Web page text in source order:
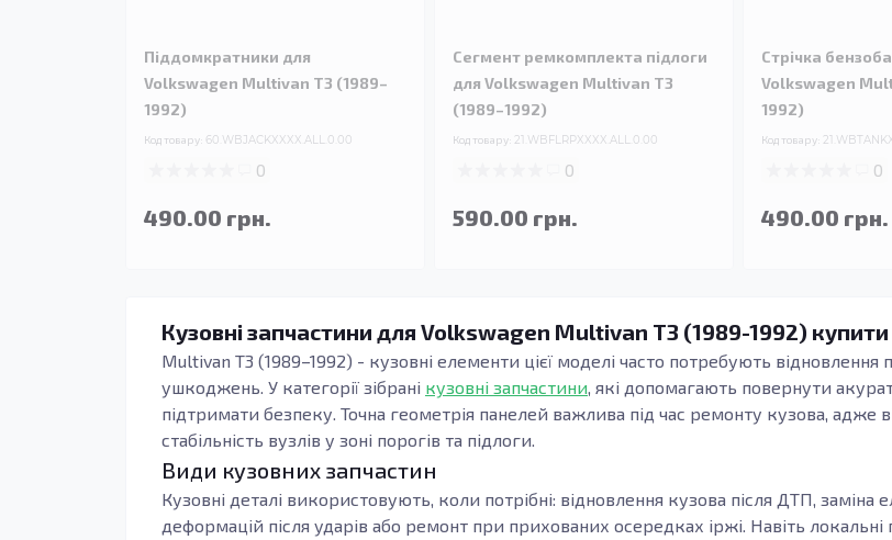
Піддомкратники для
Volkswagen Multivan T3 (1989–
1992)
Код товару: 60.WBJACKXXXX.ALL.0.00
0
490.00 грн.
Сегмент ремкомплекта підлоги
для Volkswagen Multivan T3
(1989–1992)
Код товару: 21.WBFLRPXXXX.ALL.0.00
0
590.00 грн.
Стрічка
Volkswagen
1992)
Код товару:
0
490.00 грн.
Кузовні запчастини для Volkswagen Multivan T3 (1989-1992)
Multivan T3 (1989–1992) - кузовні елементи цієї моделі часто потребують відновлення
ушкоджень. У категорії зібрані кузовні запчастини, які допомагають повернути
підтримати безпеку. Точна геометрія панелей важлива під час ремонту кузова, адже
стабільність вузлів у зоні порогів та підлоги.
Види кузовних запчастин
Кузовні деталі використовують, коли потрібні: відновлення кузова після ДТП, заміна
деформацій після ударів або ремонт при прихованих осередках іржі. Навіть